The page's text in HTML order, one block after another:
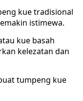
kue tradisional
istimewa.
kue basah
kelezatan dan
tumpeng kue